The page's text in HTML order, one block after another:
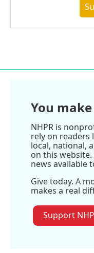
You
NHPR is
rely on readers
local, national,
on this
news available
Give today. A
makes a real
Support